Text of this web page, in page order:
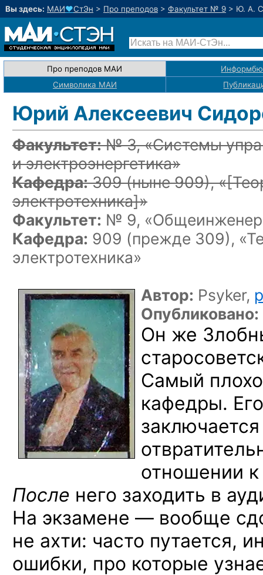
Вы здесь: МАИ♥СтЭн > Про преподов > Факультет № 9 > Ю. А.
Про преподов МАИ
Символика МАИ
Юрий Алексеевич
Факультет:№ 3, «Системы
и электроэнергетика»
Кафедра:309(ныне 909), «
электротехника]»
Факультет: № 9,
Кафедра: 909 (прежде 309),
электротехника»
Автор: Psyker,
Опубликовано:
Он же
Самый
кафедры.
отношении к
После него заходить в
На экзамене — вообще
не ахти: часто путается,
ошибки, про которые